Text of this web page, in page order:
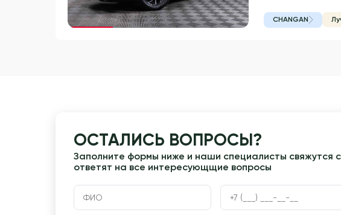
Гарантия 3 года CHANGAN
ОСТАЛИСЬ ВОПРОСЫ?
Заполните формы ниже и наши специалисты свяжутся
ответят на все интересующщие вопросы